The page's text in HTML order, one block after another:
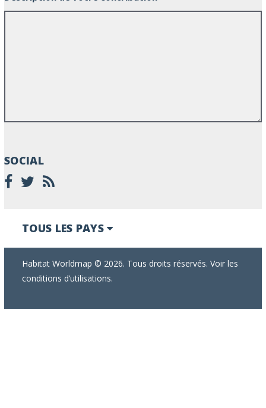
SOCIAL
TOUS LES PAYS
Habitat Worldmap © 2026. Tous droits réservés. Voir les
conditions d’utilisations.